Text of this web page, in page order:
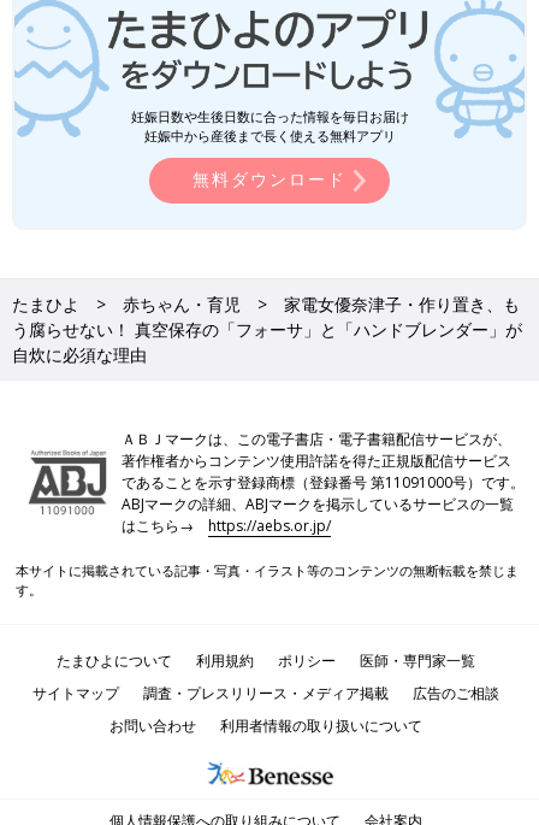
妊娠日数や生後日数に合った情報を毎日お届け
妊娠中から産後まで長く使える無料アプリ
無料ダウンロード
たまひよ 赤ちゃん・育児
家電女優奈津子・作り置き、も
う腐らせない！ 真空保存の「フォーサ」と「ハンドブレンダー」が
自炊に必須な理由
ＡＢＪマークは、この電子書店・電子書籍配信サービスが、
著作権者からコンテンツ使用許諾を得た正規版配信サービス
であることを示す登録商標（登録番号 第11091000号）です。
ABJマークの詳細、ABJマークを掲示しているサービスの一覧
はこちら→https://aebs.or.jp/
本サイトに掲載されている記事・写真・イラスト等のコンテンツの無断転載を禁じま
す。
たまひよについて 利用規約 ポリシー
医師・専門家一覧
サイトマップ
調査・プレスリリース・メディア掲載
広告のご相談
お問い合わせ
利用者情報の取り扱いについて